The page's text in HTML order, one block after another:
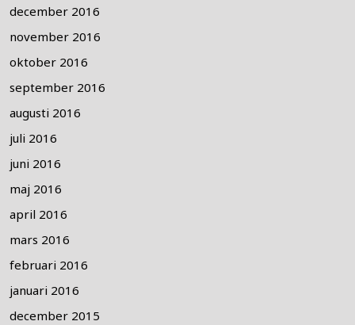
december 2016
november 2016
oktober 2016
september 2016
augusti 2016
juli 2016
juni 2016
maj 2016
april 2016
mars 2016
februari 2016
januari 2016
december 2015